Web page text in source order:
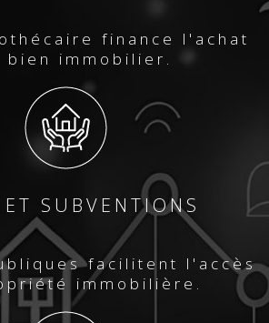
finance l'achat
bien immobilier.
SUBVENTIONS
facilitent l'accès
immobilière.